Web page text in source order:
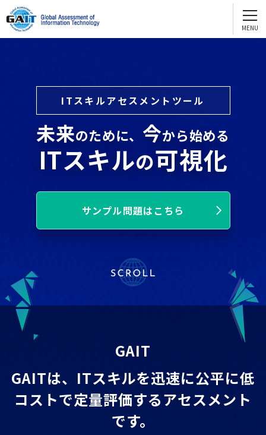
団体受験 個人受験
GAITを知る
人財評価
人財育成
配置転換
ITエンジニア研修
FAQ
ITスキルアセスメントツール
未来のために、 今から始める
ITスキルの可視化
サンプル問題はこちら
GAIT
GAITは、ITスキルを迅速に公平に低
コストで定量評価するアセスメント
です。